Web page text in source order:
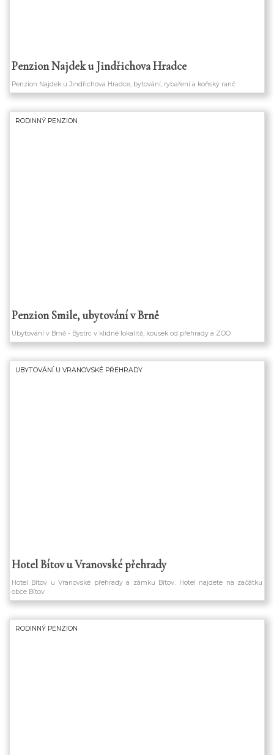
Penzion Najdek u Jindřichova Hradce
Penzion Najdek u Jindřichova Hradce, bytování, rybaření a koňský ranč
RODINNÝ PENZION
Penzion Smile, ubytování v Brně
Ubytování v Brně - Bystrc v klidné lokalitě, kousek od přehrady a ZOO
UBYTOVÁNÍ U VRANOVSKÉ PŘEHRADY
Hotel Bítov u Vranovské přehrady
Hotel Bítov u Vranovské přehrady a zámku Bítov. Hotel najdete na začátku
obce Bítov
RODINNÝ PENZION